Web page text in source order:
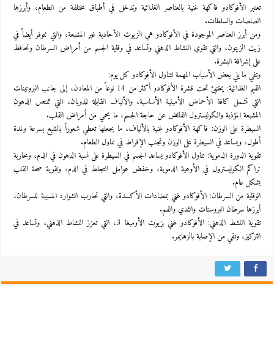
تعتبر الأفوكادو فاكهة غنية بالعناصر الغذائية وتدخل في أطباق مختلفة من الطعام، وأبرزها
الصلصات والسلطات.
ومن أبرز العناصر الموجودة في الأفوكادو هي الزيوت الأحادية غير المشبعة، والتي تتوفر أيضاً في
زيت الزيتون، والتي تقوي النشاط الذهني وتساعد في وقاية الجسم من أمراض السرطان وتحافظ
على إشراقة البشرة.
وتفي ما يلي بعض الأسباب المهمة لتناول الأفوكادو كل يوم:
القيم الغذائية: يختبئ تحت قشرة الأفوكادو أكثر من 14 نوعاً من المعادن، إلى جانب البروتينات
التي تشمل كافة الأحماض الأمينية الأساسية، والألياف القابلة للذوبان، التي تمتص الدهون
المشبعة المؤذية والكوليسترول الفائض عن حاجة الجسم، ما يحمي من أمراض القلب.
السيطرة على الوزن: فاكهة الأفوكادو غنية بالألياف، ما يجعلها تعطي شعوراً بالشبع بسرعة ولمدة
أطول، ويساعد في السيطرة على الوزن وتجنب الإفراط في تناول الطعام.
تقوية الدورة الدموية: تناول الأفوكادو يساعد الجسم في السيطرة على نسبة الدهون في الدم، ومحاربة
تراكم الكوليسترول في الأوعية الدموية، وخفض عوامل التجلط في الدم، وتقوية صحة القلب
بشكل عام.
الوقاية من السرطان: الأفوكادو غني بمضادات الأكسدة، والتي تحارب الشوارد المسببة للسرطان،
أبرزها سرطان البروستات والثدي والفم.
تقوية النشط الذهني: الأفوكادو غني بزيوت الأوميغا 3، التي تعزز النشاط الذهني، وتساعد في
التركيز، وتقي من الإصابة بالزهايمر.